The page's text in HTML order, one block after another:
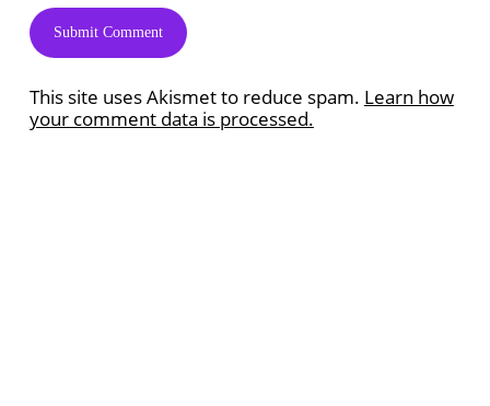
This site uses Akismet to reduce spam. Learn how
your comment data is processed.